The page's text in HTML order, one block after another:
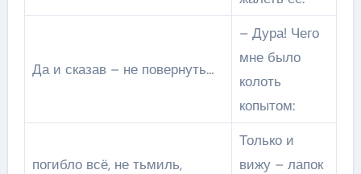
Да и сказав – не повернуть…
– Дура! Чего
мне было
колоть
копытом:
погибло всё, не тьмиль,
Только и
вижу – лапок